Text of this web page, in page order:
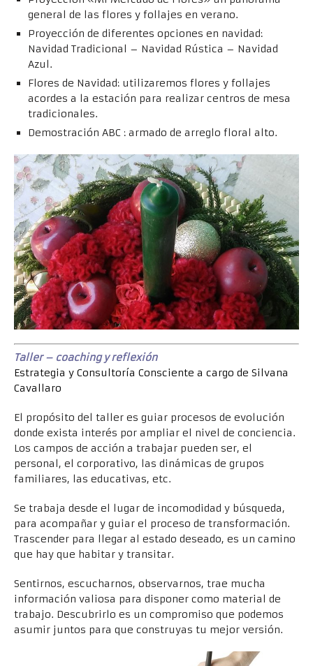
general de las flores y follajes en verano.
Proyección de diferentes opciones en navidad:
Navidad Tradicional – Navidad Rústica – Navidad
Azul.
Flores de Navidad: utilizaremos flores y follajes
acordes a la estación para realizar centros de mesa
tradicionales.
Demostración ABC : armado de arreglo floral alto.
Taller – coaching y reflexión
Estrategia y Consultoría Consciente a cargo de Silvana
Cavallaro
El propósito del taller es guiar procesos de evolución
donde exista interés por ampliar el nivel de conciencia.
Los campos de acción a trabajar pueden ser, el
personal, el corporativo, las dinámicas de grupos
familiares, las educativas, etc.
Se trabaja desde el lugar de incomodidad y búsqueda,
para acompañar y guiar el proceso de transformación.
Trascender para llegar al estado deseado, es un camino
que hay que habitar y transitar.
Sentirnos, escucharnos, observarnos, trae mucha
información valiosa para disponer como material de
trabajo. Descubrirlo es un compromiso que podemos
asumir juntos para que construyas tu mejor versión.